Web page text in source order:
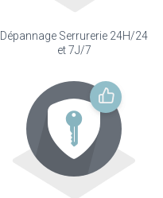
Dépannage Serrurerie 24H/24
et 7J/7